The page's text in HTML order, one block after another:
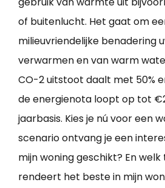
of buitenlucht. Het gaat om
milieuvriendelijke benadering
verwarmen en van warm
CO-2 uitstoot daalt met 50%
de energienota loopt op tot
jaarbasis. Kies je nú voor een
scenario ontvang je een
mijn woning geschikt? En
rendeert het beste in mijn